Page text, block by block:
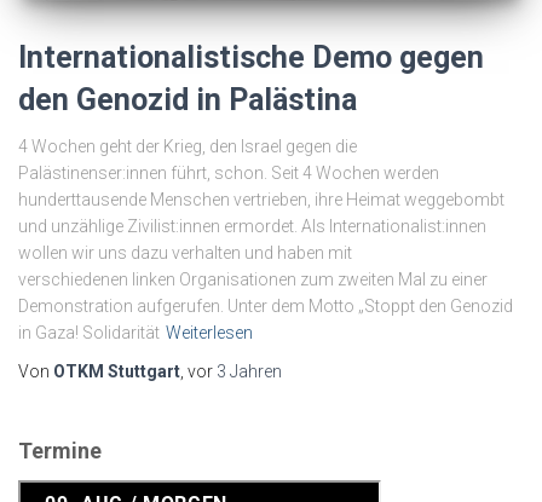
Internationalistische Demo gegen
den Genozid in Palästina
4 Wochen geht der Krieg, den Israel gegen die
Palästinenser:innen führt, schon. Seit 4 Wochen werden
hunderttausende Menschen vertrieben, ihre Heimat weggebombt
und unzählige Zivilist:innen ermordet. Als Internationalist:innen
wollen wir uns dazu verhalten und haben mit
verschiedenen linken Organisationen zum zweiten Mal zu einer
Demonstration aufgerufen. Unter dem Motto „Stoppt den Genozid
in Gaza! Solidarität Weiterlesen
Von OTKM Stuttgart , vor 3 Jahren
Termine